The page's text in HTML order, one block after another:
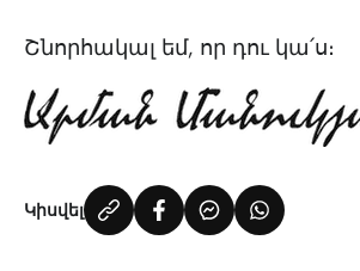
Շնորհակալ եմ, որ դու կա՛ս։
Կիսվել